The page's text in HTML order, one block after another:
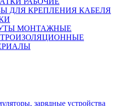
ДЛЯ КРЕПЛЕНИЯ КАБЕЛЯ
МОНТАЖНЫЕ
зарядные устройства